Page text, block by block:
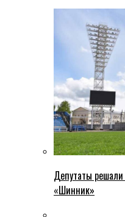
Депутаты решали
«Шинник»